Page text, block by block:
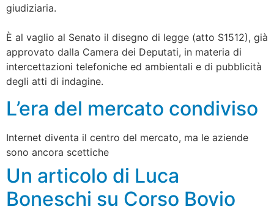
giudiziaria.
È al vaglio al Senato il disegno di legge (atto S1512), già
approvato dalla Camera dei Deputati, in materia di
intercettazioni telefoniche ed ambientali e di pubblicità
degli atti di indagine.
L’era del mercato condiviso
Internet diventa il centro del mercato, ma le aziende
sono ancora scettiche
Un articolo di Luca
Boneschi su Corso Bovio